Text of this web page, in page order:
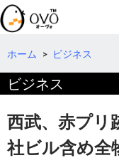
検
索
コ
テ
へ
移
動
ホーム > ビジネス
ビジネス
西武、赤プリ
社ビル含め全